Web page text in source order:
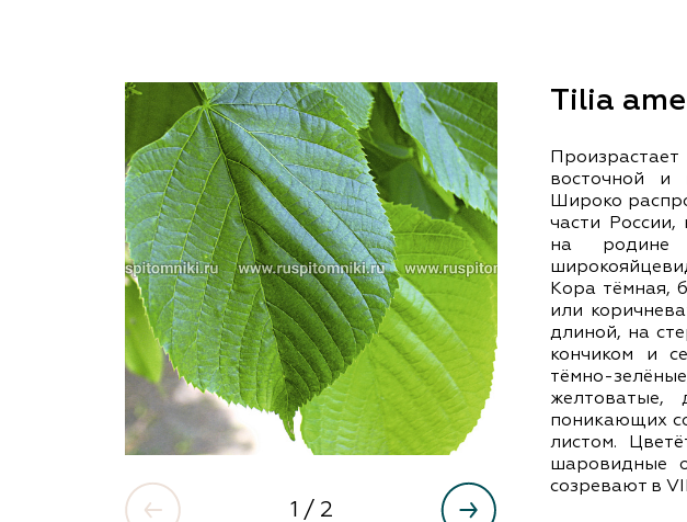
Региональные
представительства
1 / 2
Tilia
восточной и
Широко
части
на
Кора тёмная,
или
длиной, на
кончиком и
тёмно-
поникающих
листом.
шаровидные
созревают в